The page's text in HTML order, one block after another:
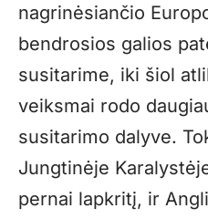
nagrinėsiančio
bendrosios galios
susitarime, iki šiol
veiksmai rodo
susitarimo dalyve.
Jungtinėje
pernai lapkritį, ir